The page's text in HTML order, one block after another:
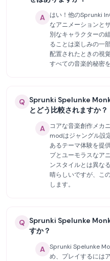
A はい！他のSprunki
なアニメーションと
別なキャラクターの
ることは楽しみの一
配置されたときの視
すべての音楽的秘密
Q Sprunki Spelunke
とどう比較されますか？
A
コアな音楽創作メカ
modはジャングル設
あるテーマ体験を提
プとユーモラスなア
ンスタイルとは異な
晴らしいですが、こ
します。
Q Sprunki Spelunke
すか？
A Sprunki Spelunke
め、プレイするには